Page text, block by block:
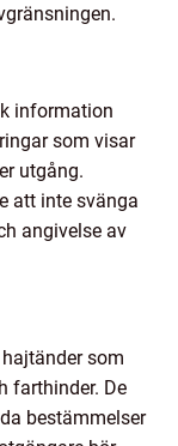
information
som visar
utgång.
att inte svänga
angivelse av
som
farthinder. De
bestämmelser